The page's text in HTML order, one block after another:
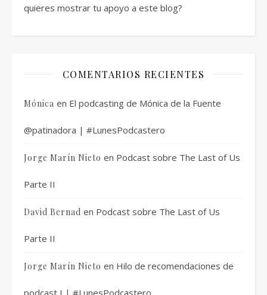
quieres mostrar tu apoyo a este blog?
COMENTARIOS RECIENTES
Mónica en El podcasting de Mónica de la Fuente
@patinadora | #LunesPodcastero
Jorge Marín Nieto en Podcast sobre The Last of Us
Parte II
David Bernad en Podcast sobre The Last of Us
Parte II
Jorge Marín Nieto en Hilo de recomendaciones de
podcast I | #LunesPodcastero